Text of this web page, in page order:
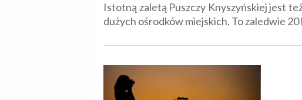
Istotną zaletą Puszczy Knyszyńskiej jest
dużych ośrodków miejskich. To zaledwie